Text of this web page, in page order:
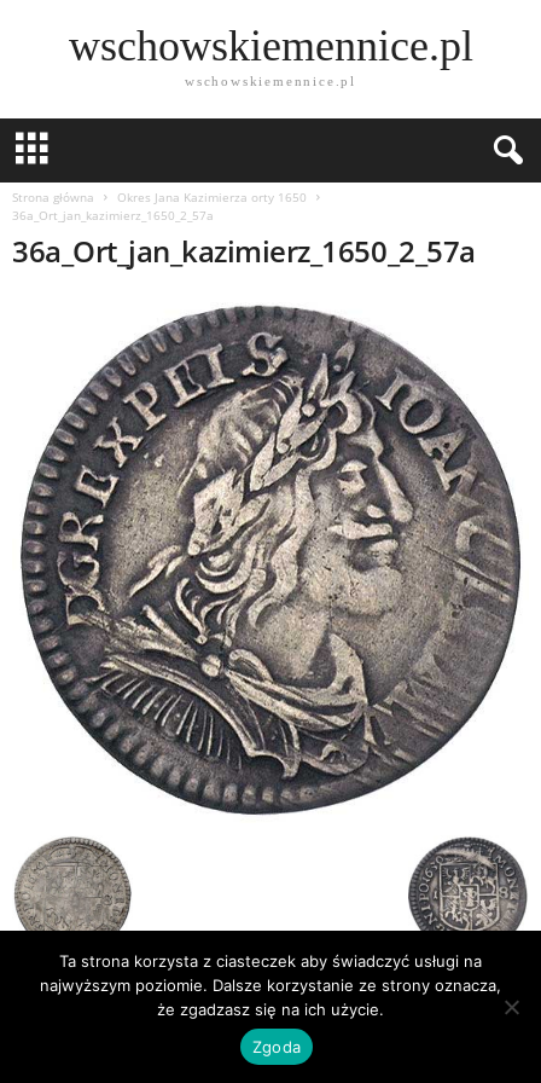
wschowskiemennice.pl
wschowskiemennice.pl
Strona główna
Okres Jana Kazimierza orty 1650
36a_Ort_jan_kazimierz_1650_2_57a
36a_Ort_jan_kazimierz_1650_2_57a
Publikacje
Bibliografia
© Newsmag WordPress Theme by TagDiv
Ta strona korzysta z ciasteczek aby świadczyć usługi na
najwyższym poziomie. Dalsze korzystanie ze strony oznacza,
że zgadzasz się na ich użycie.
Zgoda